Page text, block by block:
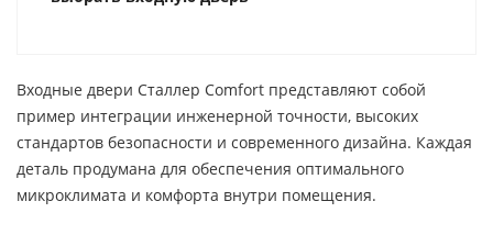
Входные двери Сталлер Comfort представляют собой
пример интеграции инженерной точности, высоких
стандартов безопасности и современного дизайна. Каждая
деталь продумана для обеспечения оптимального
микроклимата и комфорта внутри помещения.